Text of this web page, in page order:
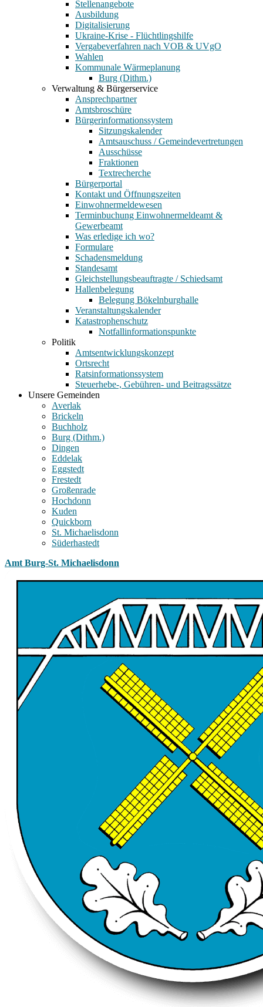
Stellenangebote
Ausbildung
Digitalisierung
Ukraine-Krise - Flüchtlingshilfe
Vergabeverfahren nach VOB & UVgO
Wahlen
Kommunale Wärmeplanung
Burg (Dithm.)
Verwaltung & Bürgerservice
Ansprechpartner
Amtsbroschüre
Bürgerinformationssystem
Sitzungskalender
Amtsauschuss / Gemeindevertretungen
Ausschüsse
Fraktionen
Textrecherche
Bürgerportal
Kontakt und Öffnungszeiten
Einwohnermeldewesen
Terminbuchung Einwohnermeldeamt &
Gewerbeamt
Was erledige ich wo?
Formulare
Schadensmeldung
Standesamt
Gleichstellungsbeauftragte / Schiedsamt
Hallenbelegung
Belegung Bökelnburghalle
Veranstaltungskalender
Katastrophenschutz
Notfallinformationspunkte
Politik
Amtsentwicklungskonzept
Ortsrecht
Ratsinformationssystem
Steuerhebe-, Gebühren- und Beitragssätze
Unsere Gemeinden
Averlak
Brickeln
Buchholz
Burg (Dithm.)
Dingen
Eddelak
Eggstedt
Frestedt
Großenrade
Hochdonn
Kuden
Quickborn
St. Michaelisdonn
Süderhastedt
Amt Burg-St. Michaelisdonn